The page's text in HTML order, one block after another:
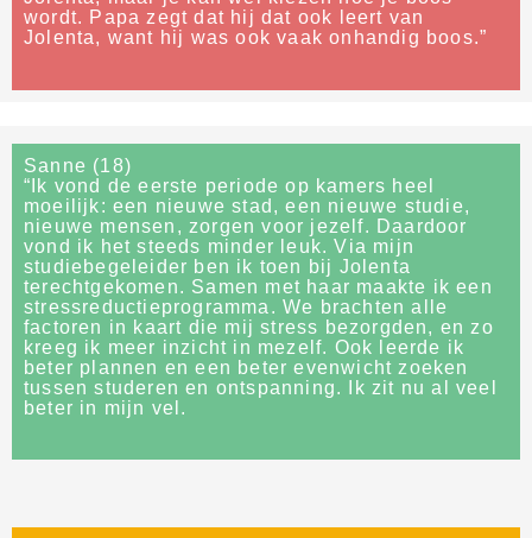
wordt. Papa zegt dat hij dat ook leert van
Jolenta, want hij was ook vaak onhandig boos.”
Sanne (18)
“Ik vond de eerste periode op kamers heel
moeilijk: een nieuwe stad, een nieuwe studie,
nieuwe mensen, zorgen voor jezelf. Daardoor
vond ik het steeds minder leuk. Via mijn
studiebegeleider ben ik toen bij Jolenta
terechtgekomen. Samen met haar maakte ik een
stressreductieprogramma. We brachten alle
factoren in kaart die mij stress bezorgden, en zo
kreeg ik meer inzicht in mezelf. Ook leerde ik
beter plannen en een beter evenwicht zoeken
tussen studeren en ontspanning. Ik zit nu al veel
beter in mijn vel.